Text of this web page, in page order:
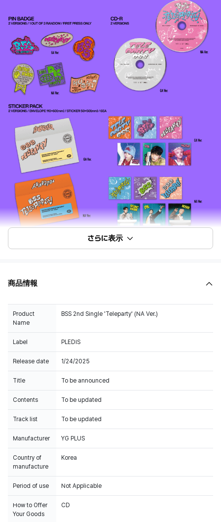
さらに表示
商品情報
Product
Name
BSS 2nd Single 'Teleparty' (NA Ver.)
Label PLEDIS
Release date 1/24/2025
Title To be announced
Contents To be updated
Track list To be updated
Manufacturer YG PLUS
Country of
manufacture
Korea
Period of use Not Applicable
How to Offer
Your Goods
CD